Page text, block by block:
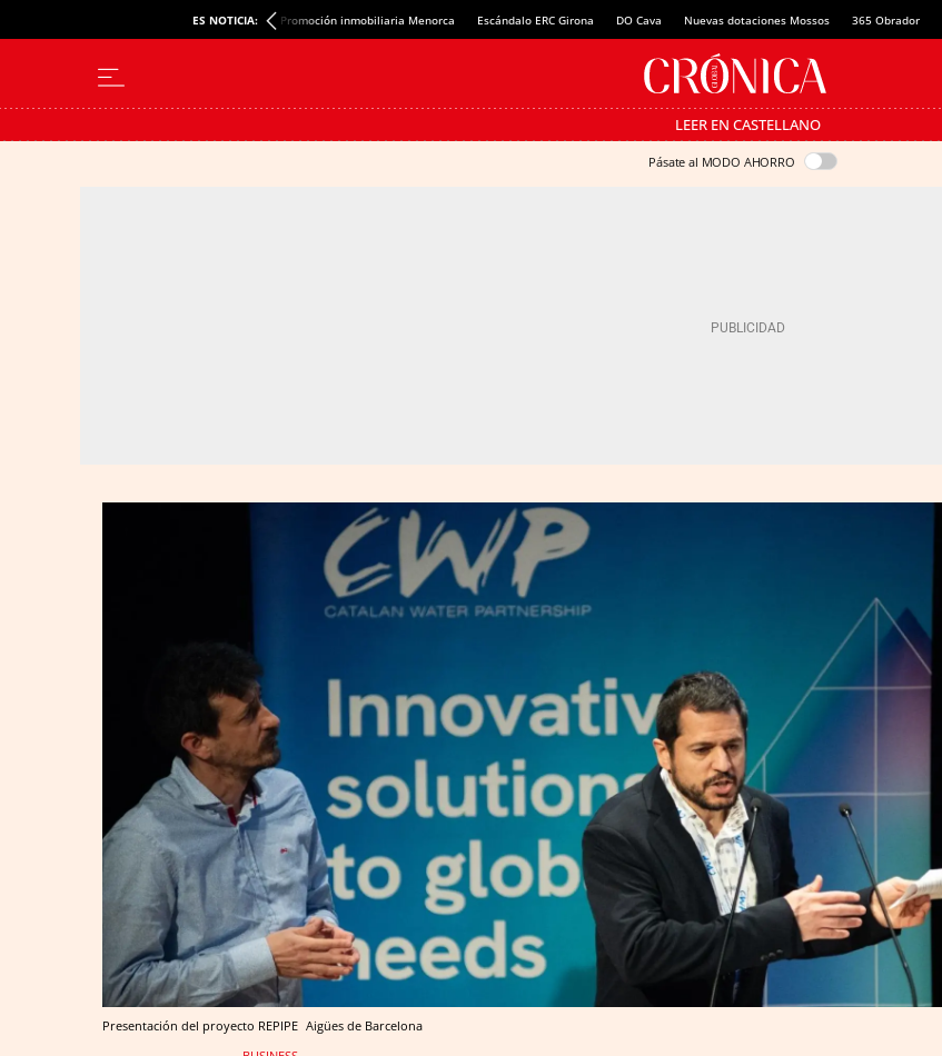
ES NOTICIA: Promoción inmobiliaria Menorca Escándalo ERC Girona DO Cava Nuevas dotaciones Mossos 365 Obrador
LEER EN CASTELLANO
Pásate al MODO AHORRO
Presentación del proyecto REPIPE Aigües de Barcelona